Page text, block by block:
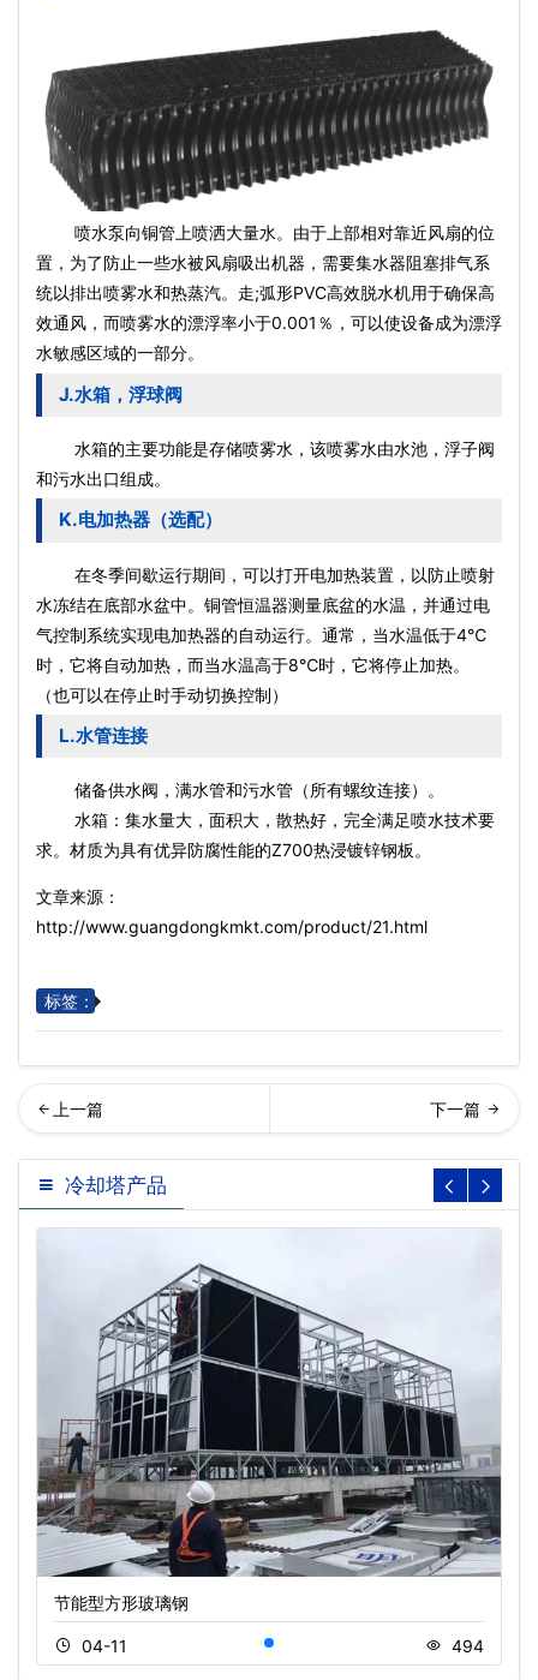
喷水泵向铜管上喷洒大量水。由于上部相对靠近风扇的位
置，为了防止一些水被风扇吸出机器，需要集水器阻塞排气系
统以排出喷雾水和热蒸汽。走;弧形PVC高效脱水机用于确保高
效通风，而喷雾水的漂浮率小于0.001％，可以使设备成为漂浮
水敏感区域的一部分。
J.水箱，浮球阀
水箱的主要功能是存储喷雾水，该喷雾水由水池，浮子阀
和污水出口组成。
K.电加热器（选配）
在冬季间歇运行期间，可以打开电加热装置，以防止喷射
水冻结在底部水盆中。铜管恒温器测量底盆的水温，并通过电
气控制系统实现电加热器的自动运行。通常，当水温低于4℃
时，它将自动加热，而当水温高于8℃时，它将停止加热。
（也可以在停止时手动切换控制）
L.水管连接
储备供水阀，满水管和污水管（所有螺纹连接）。
水箱：集水量大，面积大，散热好，完全满足喷水技术要
求。材质为具有优异防腐性能的Z700热浸镀锌钢板。
文章来源：
http://www.guangdongkmkt.com/product/21.html
标签：
回列表 却塔噪音解决方案
冷却塔产品
节能型方形玻璃钢
04-11 494